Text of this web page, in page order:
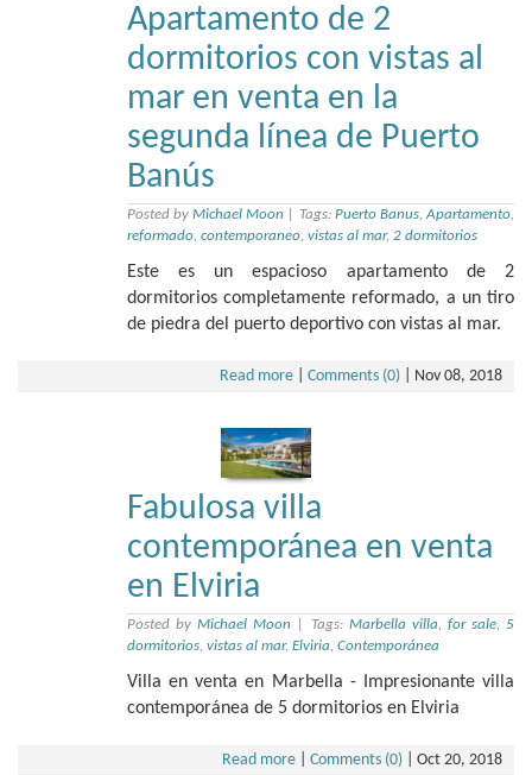
Apartamento de 2
dormitorios con vistas al
mar en venta en la
segunda línea de Puerto
Banús
Posted byMichael Moon Tags: Puerto Banus,Apartamento
reformado, contemporaneo, vistas al mar, 2 dormitorios
Este es un espacioso apartamento de 2
dormitorios completamente reformado, a un tiro
de piedra del puerto deportivo con vistas al mar.
Read more Comments (0) Nov 08, 2018
Fabulosa villa
contemporánea en venta
en Elviria
Posted byMichael Moon Tags: Marbella villa, for sale,5
dormitorios, vistas al mar, Elviria, Contemporánea
Villa en venta en Marbella - Impresionante villa
contemporánea de 5 dormitorios en Elviria
Read more Comments (0) Oct 20, 2018